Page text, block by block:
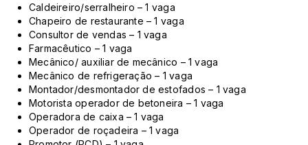
Caldeireiro/serralheiro – 1 vaga
Chapeiro de restaurante – 1 vaga
Consultor de vendas – 1 vaga
Farmacêutico – 1 vaga
Mecânico/ auxiliar de mecânico – 1 vaga
Mecânico de refrigeração – 1 vaga
Montador/desmontador de estofados – 1 vaga
Motorista operador de betoneira – 1 vaga
Operadora de caixa – 1 vaga
Operador de roçadeira – 1 vaga